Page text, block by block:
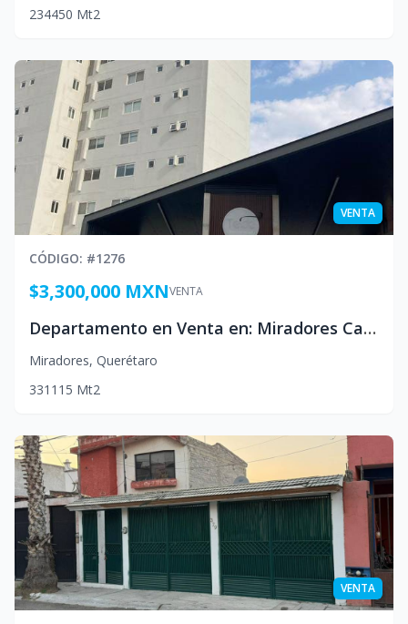
234450 Mt2
VENTA
CÓDIGO: #1276
VENTA
$3,300,000 MXN
Departamento en Venta en: Miradores Campanario, Queretaro Mexico
Miradores, Querétaro
331 115 Mt2
VENTA